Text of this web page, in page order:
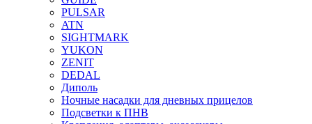
PULSAR
ATN
SIGHTMARK
YUKON
ZENIT
DEDAL
Диполь
Ночные насадки для дневных прицелов
Подсветки к ПНВ